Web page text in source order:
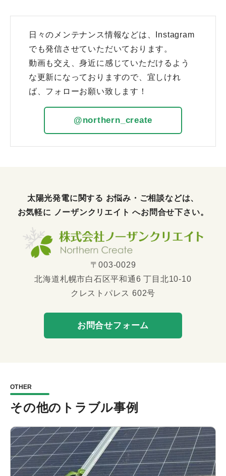
日々のメンテナンス情報などは、Instagram
でも発信させていただいております。
動画も交え、身近に感じていただけるよう
な更新になっておりますので、宜しけれ
ば、フォローお願い致します！
@northern_create
太陽光発電に関する お悩み・ご相談などは、
お気軽に
ノーザンクリエイトへお問合せ下さい。
〒003-0029
北海道札幌市白石区平和通6 丁目北10-10
クレストパレス 602号
お問合せフォーム
OTHER
その他のトラブル事例